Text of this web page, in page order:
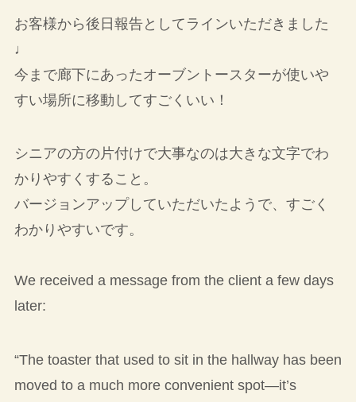
お客様から後日報告としてラインいただきました
♩
今まで廊下にあったオーブントースターが使いや
すい場所に移動してすごくいい！
シニアの方の片付けで大事なのは大きな文字でわ
かりやすくすること。
バージョンアップしていただいたようで、すごく
わかりやすいです。
We received a message from the client a few days
later:
“The toaster that used to sit in the hallway has been
moved to a much more convenient spot—it’s